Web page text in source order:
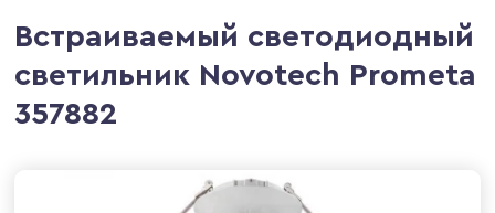
Встраиваемый светодиодный
светильник Novotech Prometa
357882